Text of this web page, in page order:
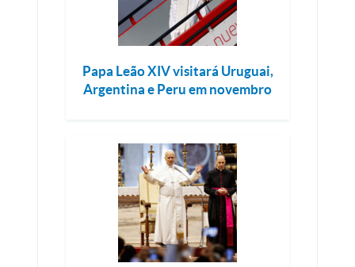
Papa Leão XIV visitará Uruguai,
Argentina e Peru em novembro